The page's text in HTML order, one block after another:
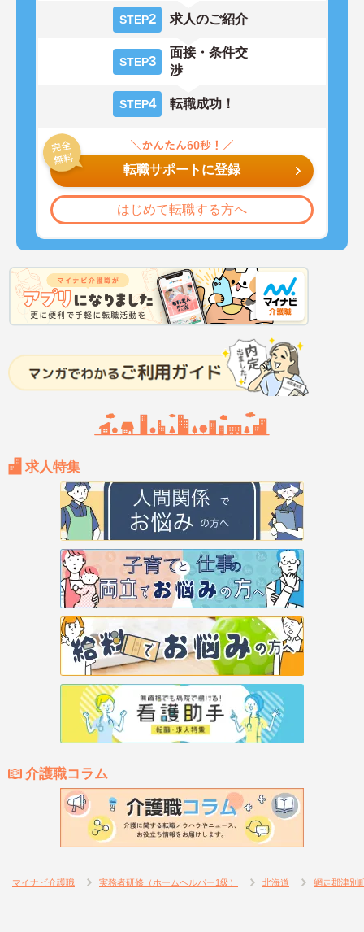
STEP2 求人のご紹介
STEP3
面接・条件交
渉
STEP4 転職成功！
転職サポートに登録
はじめて転職する方へ
求人特集
介護職コラム
マイナビ介護職 実務者研修（ホームヘルパー1級） 北海道 網走郡津別